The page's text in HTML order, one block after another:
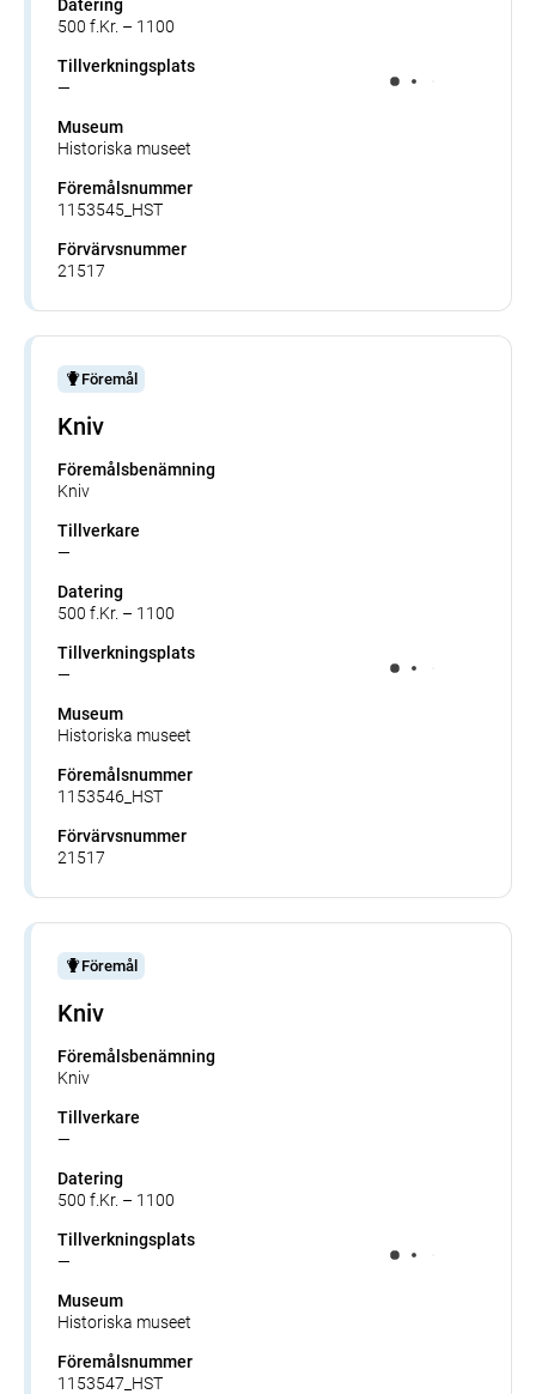
Datering
500 f.Kr. – 1100
Tillverkningsplats
—
Museum
Historiska museet
Föremålsnummer
1153545_HST
Förvärvsnummer
21517
Föremål
Kniv
Föremålsbenämning
Kniv
Tillverkare
—
Datering
500 f.Kr. – 1100
Tillverkningsplats
—
Museum
Historiska museet
Föremålsnummer
1153546_HST
Förvärvsnummer
21517
Föremål
Kniv
Föremålsbenämning
Kniv
Tillverkare
—
Datering
500 f.Kr. – 1100
Tillverkningsplats
—
Museum
Historiska museet
Föremålsnummer
1153547_HST